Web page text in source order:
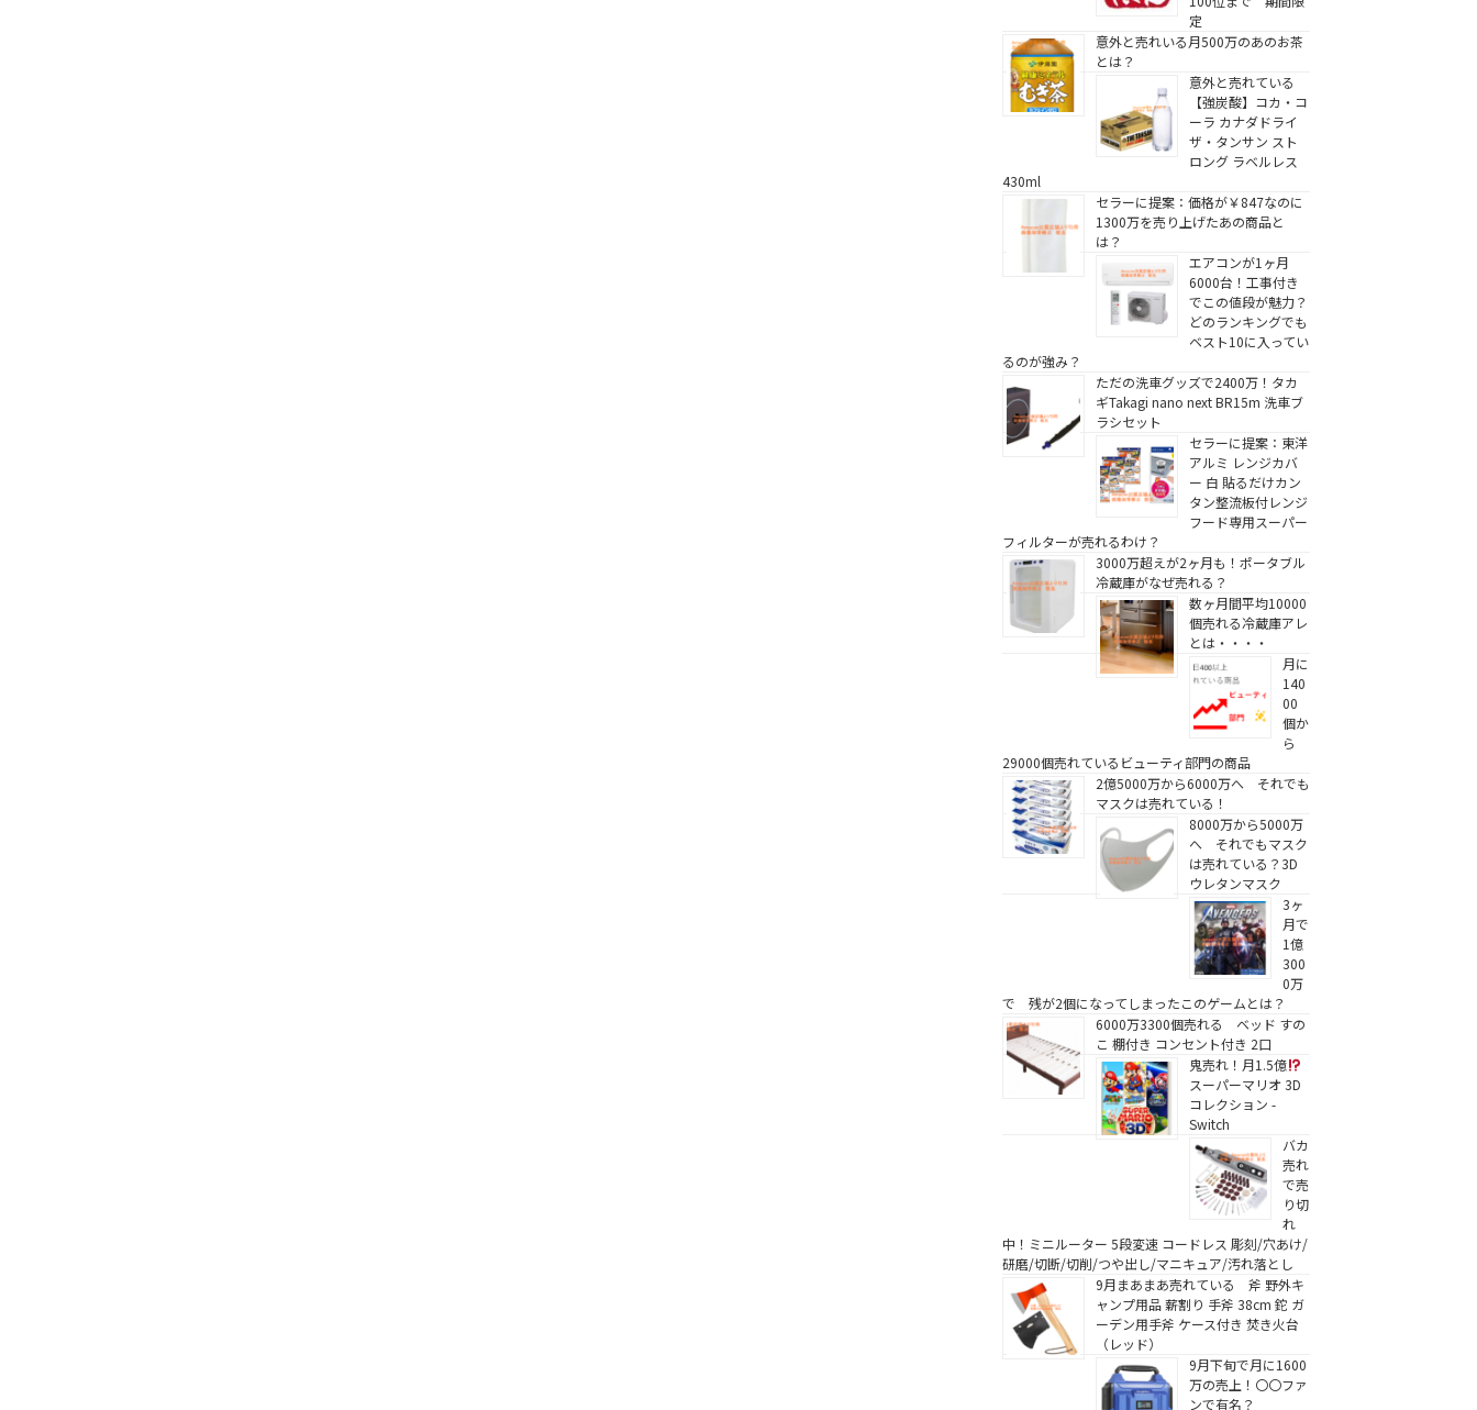
定
意外と売れいる月500万のあのお茶
とは？
意外と売れている
【強炭酸】コカ・コ
ーラ カナダドライ
ザ・タンサン スト
ロング ラベルレス
430ml
セラーに提案：価格が￥847なのに
1300万を売り上げたあの商品と
は？
エアコンが1ヶ月
6000台！工事付き
でこの値段が魅力？
どのランキングでも
ベスト10に入ってい
るのが強み？
ただの洗車グッズで2400万！タカ
ギTakagi nano next BR15m 洗車ブ
ラシセット
セラーに提案：東洋
アルミ レンジカバ
ー 白 貼るだけカン
タン整流板付レンジ
フード専用スーパー
フィルターが売れるわけ？
3000万超えが2ヶ月も！ポータブル
冷蔵庫がなぜ売れる？
数ヶ月間平均10000
個売れる冷蔵庫アレ
とは・・・・
月に
140
00
個か
ら
29000個売れているビューティ部門の商品
2億5000万から6000万へ それでも
マスクは売れている！
8000万から5000万
へ それでもマスク
は売れている？3D
ウレタンマスク
3ヶ
月で
1億
300
0万
で 残が2個になってしまったこのゲームとは？
6000万3300個売れる ベッド すの
こ 棚付き コンセント付き 2口
鬼売れ！月1.5億
スーパーマリオ 3D
コレクション -
Switch
バカ
売れ
で売
り切
れ
中！ミニルーター 5段変速 コードレス 彫刻/穴あけ/
研磨/切断/切削/つや出し/マニキュア/汚れ落とし
9月まあまあ売れている 斧 野外キ
ャンプ用品 薪割り 手斧 38cm 鉈 ガ
ーデン用手斧 ケース付き 焚き火台
（レッド）
9月下旬で月に1600
万の売上！〇〇ファ
ンで有名？